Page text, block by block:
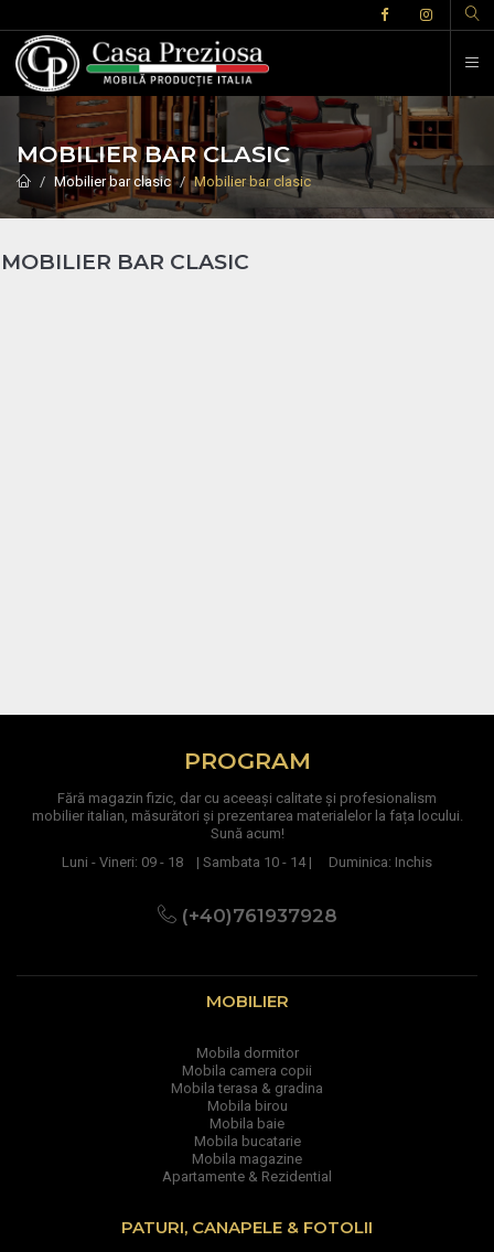
MOBILIER BAR CLASIC
Mobilier bar clasic Mobilier bar clasic
MOBILIER BAR CLASIC
PROGRAM
Fără magazin fizic, dar cu aceeași calitate și profesionalism
mobilier italian, măsurători și prezentarea materialelor la fața locului.
Sună acum!
Luni - Vineri: 09 - 18 | Sambata 10 - 14 | Duminica: Inchis
(+40)761937928
MOBILIER
Mobila dormitor
Mobila camera copii
Mobila terasa & gradina
Mobila birou
Mobila baie
Mobila bucatarie
Mobila magazine
Apartamente & Rezidential
PATURI, CANAPELE & FOTOLII